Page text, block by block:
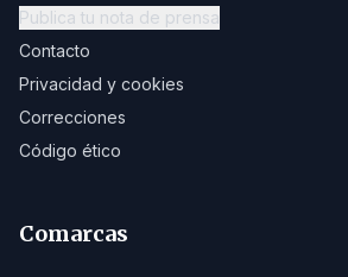
Publica tu nota de prensa
Contacto
Privacidad y cookies
Correcciones
Código ético
Comarcas